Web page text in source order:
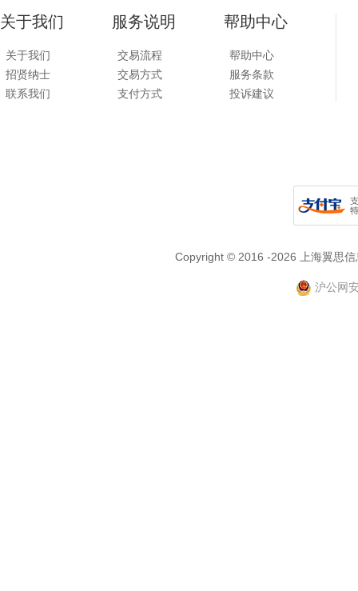
关于我们
关于我们
招贤纳士
联系我们
服务说明
交易流程
交易方式
支付方式
帮助中心
帮助中心
服务条款
投诉建议
Copyright © 2016 -2026 上海翼思
沪公网